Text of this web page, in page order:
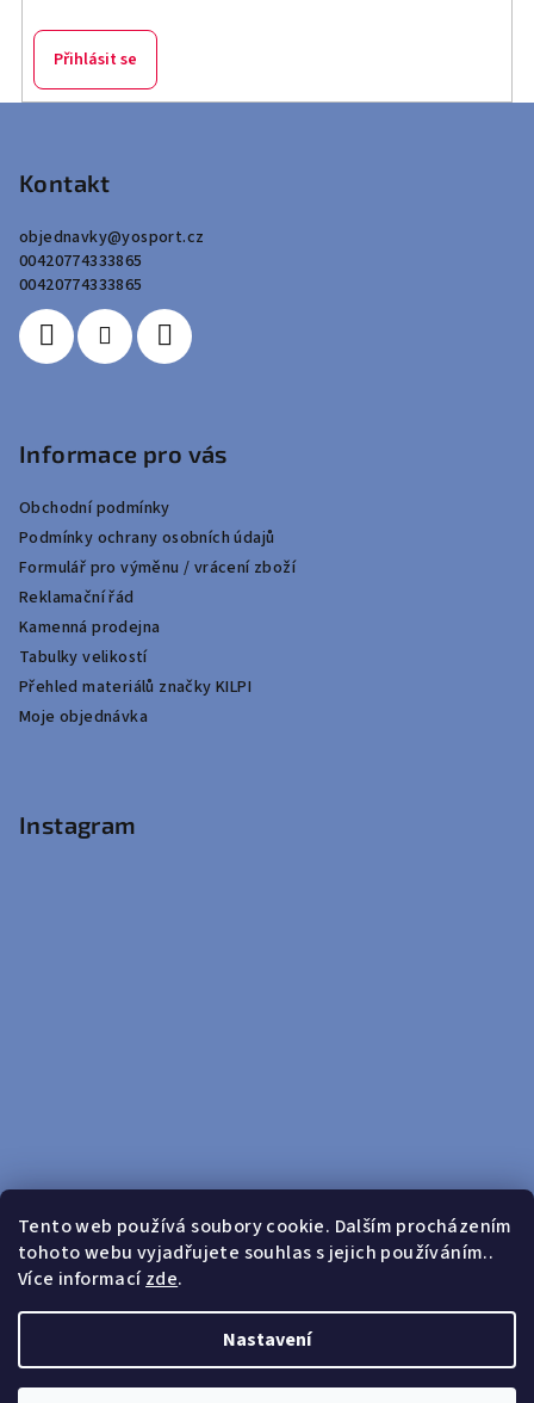
Tento web používá soubory cookie. Dalším procházením
tohoto webu vyjadřujete souhlas s jejich používáním..
Více informacízde.
Nastavení
Přihlásit se
Kontakt
objednavky@yosport.cz
00420774333865
00420774333865
Informace pro vás
Obchodní podmínky
Podmínky ochrany osobních údajů
Formulář pro výměnu / vrácení zboží
Reklamační řád
Kamenná prodejna
Tabulky velikostí
Přehled materiálů značky KILPI
Moje objednávka
Instagram
Sledovat na Instagramu
Doprava zdarma od 599 Kč